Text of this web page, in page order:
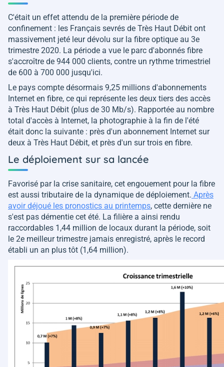
C'était un effet attendu de la première période de
confinement : les Français sevrés de Très Haut Débit ont
massivement jeté leur dévolu sur la fibre optique au 3e
trimestre 2020. La période a vue le parc d'abonnés fibre
s'accroître de 944 000 clients, contre un rythme trimestriel
de 600 à 700 000 jusqu'ici.
Le pays compte désormais 9,25 millions d'abonnements
Internet en fibre, ce qui représente les deux tiers des accès
à Très Haut Débit (plus de 30 Mb/s). Rapportée au nombre
total d'accès à Internet, la photographie à la fin de l'été
était donc la suivante : près d'un abonnement Internet sur
deux à Très Haut Débit, et près d'un sur trois en fibre.
Le déploiement sur sa lancée
Favorisé par la crise sanitaire, cet engouement pour la fibre
est aussi tributaire de la dynamique de déploiement. Après
avoir déjoué les pronostics au printemps, cette dernière ne
s'est pas démentie cet été. La filière a ainsi rendu
raccordables 1,44 million de locaux durant la période, soit
le 2e meilleur trimestre jamais enregistré, après le record
établi un an plus tôt (1,64 million).